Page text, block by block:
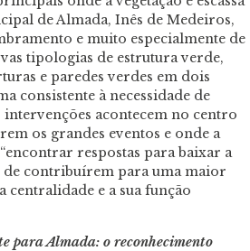
de Almada, Inês de Medeiros,
e muito especialmente de
tipologias de estrutura verde,
e paredes verdes em dois
consistente à necessidade de
intervenções acontecem no centro
os grandes eventos e onde a
respostas para baixar a
de contribuírem para uma maior
centralidade e a sua função
para Almada: o reconhecimento